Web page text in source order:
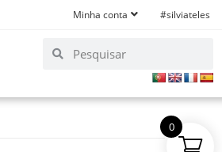
Minha conta #silviateles
0